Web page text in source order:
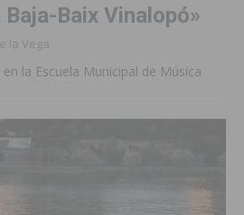
Baix Vinalopó»
la Vega
la Escuela Municipal de Música